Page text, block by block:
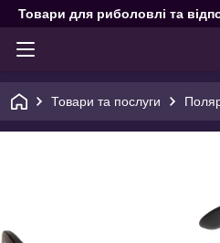
Товари для риболовлі та
Товари та послуги